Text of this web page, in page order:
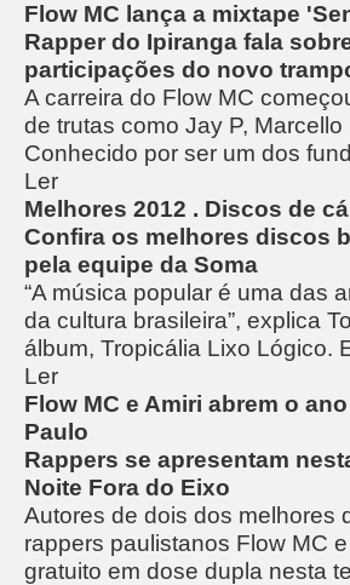
Flow MC lança a mixtape
Rapper do Ipiranga fala
participações do novo
A carreira do Flow MC
de trutas como Jay P,
Conhecido por ser um dos
Ler
Melhores 2012 . Discos de cá
Confira os melhores discos
pela equipe da Soma
“A música popular é uma das
da cultura brasileira”, explica
álbum, Tropicália Lixo Lógico.
Ler
Flow MC e Amiri abrem o
Paulo
Rappers se apresentam
Noite Fora do Eixo
Autores de dois dos melhores
rappers paulistanos Flow MC
gratuito em dose dupla nesta